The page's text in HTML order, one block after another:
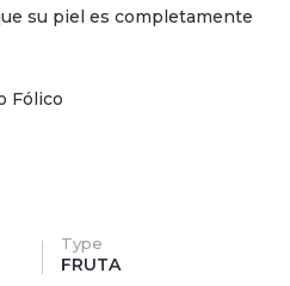
su piel es completamente
Fólico
Type
FRUTA